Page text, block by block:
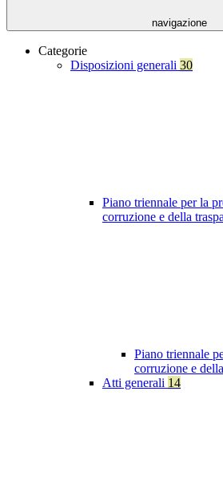
navigazione
Categorie
Disposizioni generali 30
Piano triennale per la
corruzione e della
Piano triennale
corruzione e
Atti generali 14